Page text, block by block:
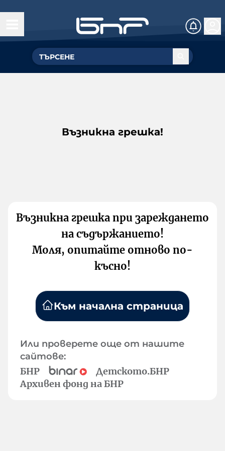
Възникна грешка!
Възникна грешка при зареждането
на съдържанието!
Моля, опитайте отново по-
късно!
Към начална страница
Или проверете още от нашите
сайтове:
БНР
Детското.БНР
Архивен фонд на БНР